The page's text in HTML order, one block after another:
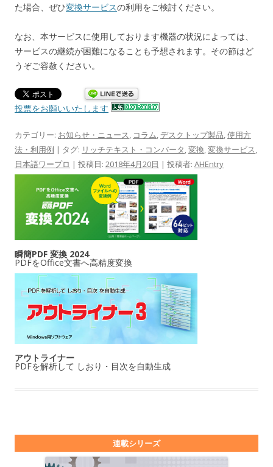
た場合、ぜひ変換サービスの利用をご検討ください。
なお、本サービスに使用しております機器の状況によっては、
サービスの継続が困難になることも予想されます。その節はど
うぞご容赦ください。
投票をお願いいたします
カテゴリー: お知らせ・ニュース, コラム, デスクトップ製品,使用方
法・利用例 | タグ: リッチテキスト・コンバータ,変換,変換サービス,
日本語ワープロ | 投稿日: 2018年4月20日 | 投稿者: AHEntry
瞬簡PDF 変換 2024
PDFをOffice文書へ高精度変換
アウトライナー
PDFを解析して しおり・目次を自動生成
連載シリーズ